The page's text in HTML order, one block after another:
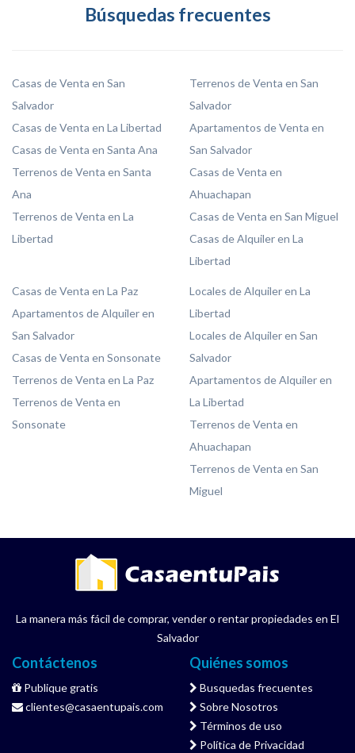
Búsquedas frecuentes
Casas de Venta en San
Salvador
Casas de Venta en La Libertad
Casas de Venta en Santa Ana
Terrenos de Venta en Santa
Ana
Terrenos de Venta en La
Libertad
Terrenos de Venta en San
Salvador
Apartamentos de Venta en
San Salvador
Casas de Venta en
Ahuachapan
Casas de Venta en San Miguel
Casas de Alquiler en La
Libertad
Casas de Venta en La Paz
Apartamentos de Alquiler en
San Salvador
Casas de Venta en Sonsonate
Terrenos de Venta en La Paz
Terrenos de Venta en
Sonsonate
Locales de Alquiler en La
Libertad
Locales de Alquiler en San
Salvador
Apartamentos de Alquiler en
La Libertad
Terrenos de Venta en
Ahuachapan
Terrenos de Venta en San
Miguel
La manera más fácil de comprar, vender o rentar propiedades en El
Salvador
Contáctenos
Publique gratis
clientes@casaentupais.com
Quiénes somos
Busquedas frecuentes
Sobre Nosotros
Términos de uso
Política de Privacidad